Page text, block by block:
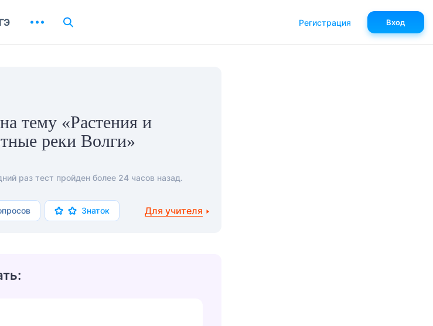
тему «Растения и
реки Волги»
раз тест пройден более 24 часов назад.
Знаток Для учителя
Регистрация Вход